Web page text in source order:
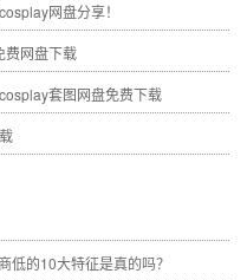
网盘分享！
费网盘下载
套图网盘免费下载
低的10大特征是真的吗？